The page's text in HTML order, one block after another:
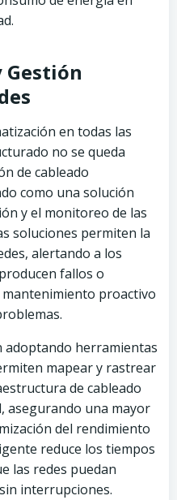
en todas las
no se queda
de cableado
como una solución
y el monitoreo de las
soluciones permiten la
alertando a los
fallos o
proactivo
adoptando herramientas
mapear y rastrear
de cableado
asegurando una mayor
del rendimiento
reduce los tiempos
las redes puedan
interrupciones.